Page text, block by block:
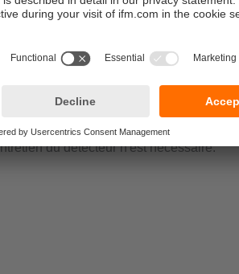
conteneurs de déchets. Les fortes
de nettoyage n'altèrent en rien le
de diagnostic internes spécifiques.
des composants, les courts-
coupent les sorties en cas de défaut.
du détecteur n'est nécessaire.